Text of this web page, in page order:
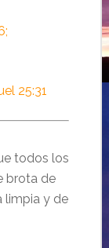
25:31
todos los
brota de
limpia y de